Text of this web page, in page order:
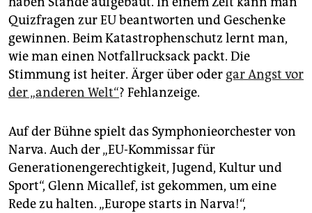
Quizfragen zur EU beantworten und Geschenke
gewinnen. Beim Katastrophenschutz lernt man,
wie man einen Notfallrucksack packt. Die
Stimmung ist heiter. Ärger über oder gar Angst vor
der „anderen Welt“? Fehlanzeige.
Auf der Bühne spielt das Symphonieorchester von
Narva. Auch der „EU-Kommissar für
Generationengerechtigkeit, Jugend, Kultur und
Sport“, Glenn Micallef, ist gekommen, um eine
Rede zu halten. „Europe starts in Narva!“,